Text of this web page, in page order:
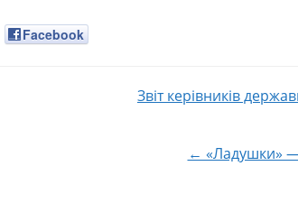
Facebook
Навигация по записям
Звіт керівників
← «Ладушки»